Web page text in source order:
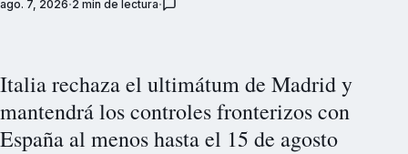
ago. 7, 2026 2 min de lectura
Italia rechaza el ultimátum de Madrid y
mantendrá los controles fronterizos con
España al menos hasta el 15 de agosto